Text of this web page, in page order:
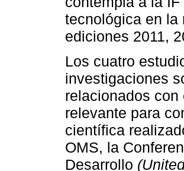
tecnológica en la
ediciones 2011,
Los cuatro
investigaciones
relacionados
relevante para
científica
OMS, la
Desarrollo